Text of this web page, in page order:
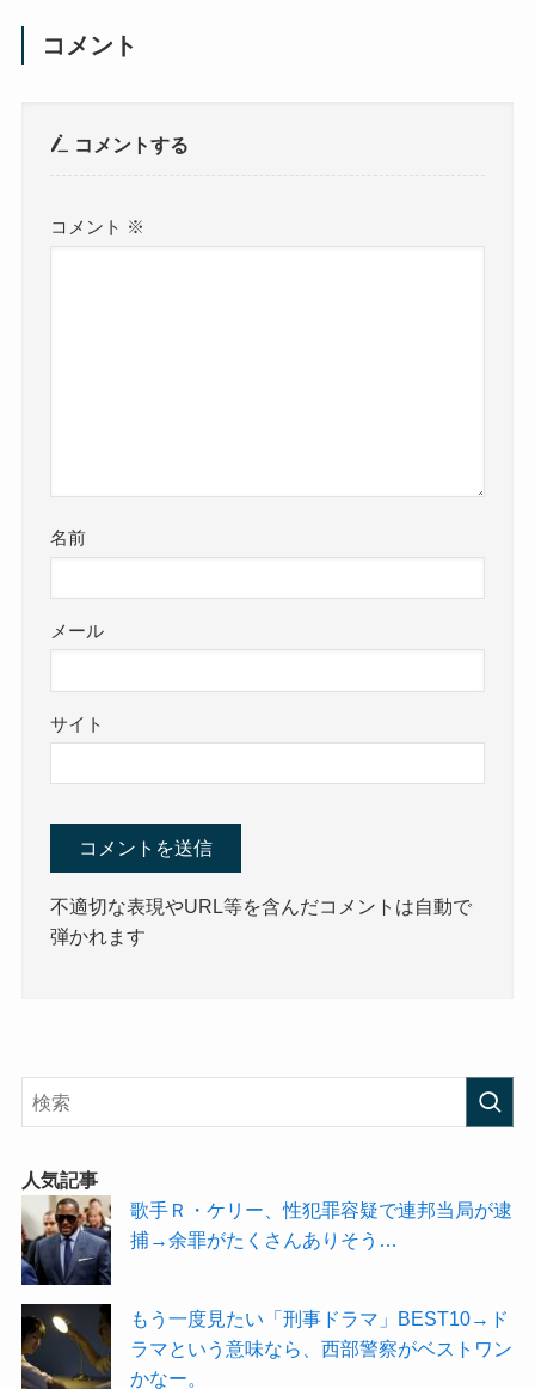
コメント
コメントする
コメント ※
名前
メール
サイト
不適切な表現やURL等を含んだコメントは自動で
弾かれます
人気記事
歌手Ｒ・ケリー、性犯罪容疑で連邦当局が逮
捕→余罪がたくさんありそう…
もう一度見たい「刑事ドラマ」BEST10→ド
ラマという意味なら、西部警察がベストワン
かなー。